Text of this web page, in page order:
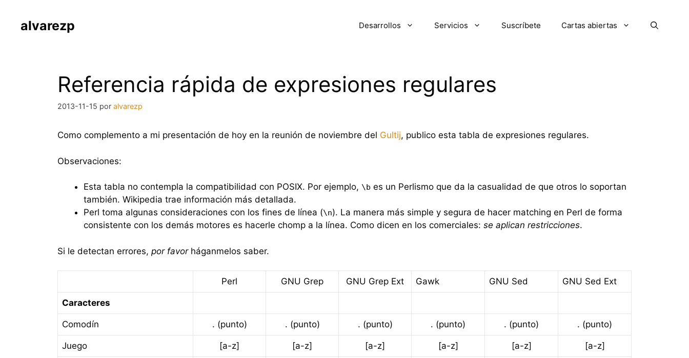
contenidoalvarezp Desarrollos Servicios Suscríbete Cartas abiertas
Referencia rápida de expresiones regulares
2013-11-15 por alvarezp
Como complemento a mi presentación de hoy en la reunión de noviembre del Gultij, publico esta tabla de expresiones regulares.
Observaciones:
Esta tabla no contempla la compatibilidad con POSIX. Por ejemplo, \b es un Perlismo que da la casualidad de que otros lo soportan
también. Wikipedia trae información más detallada.
Perl toma algunas consideraciones con los fines de línea (\n). La manera más simple y segura de hacer matching en Perl de forma
consistente con los demás motores es hacerle chomp a la línea. Como dicen en los comerciales: se aplican restricciones.
Si le detectan errores, por favorháganmelos saber.
Perl GNU Grep GNU Grep Ext Gawk GNU Sed GNU Sed Ext
Caracteres
Comodín . (punto) . (punto) . (punto) . (punto) . (punto) . (punto)
Juego [a-z] [a-z] [a-z] [a-z] [a-z] [a-z]